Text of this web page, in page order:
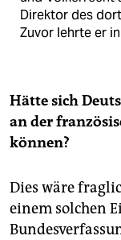
Direktor des
Zuvor lehrte er
Hätte sich
an der
können?
Dies wäre
einem solchen